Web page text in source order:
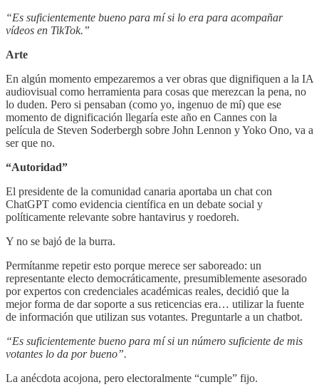
“Es suficientemente bueno para mí si lo era para acompañar
vídeos en TikTok.”
Arte
En algún momento empezaremos a ver obras que dignifiquen a la IA
audiovisual como herramienta para cosas que merezcan la pena, no
lo duden. Pero si pensaban (como yo, ingenuo de mí) que ese
momento de dignificación llegaría este año en Cannes con la
película de Steven Soderbergh sobre John Lennon y Yoko Ono, va a
ser que no.
“Autoridad”
El presidente de la comunidad canaria aportaba un chat con
ChatGPT como evidencia científica en un debate social y
políticamente relevante sobre hantavirus y roedoreh.
Y no se bajó de la burra.
Permítanme repetir esto porque merece ser saboreado: un
representante electo democráticamente, presumiblemente asesorado
por expertos con credenciales académicas reales, decidió que la
mejor forma de dar soporte a sus reticencias era… utilizar la fuente
de información que utilizan sus votantes. Preguntarle a un chatbot.
“Es suficientemente bueno para mí si un número suficiente de mis
votantes lo da por bueno”.
La anécdota acojona, pero electoralmente “cumple” fijo.